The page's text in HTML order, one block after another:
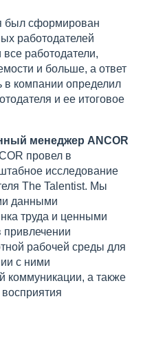
был сформирован
работодателей
работодатели,
и больше, а ответ
в компании определил
и ее итоговое
менеджер ANCOR
провел в
исследование
The Talentist. Мы
данными
труда и ценными
привлечении
рабочей среды для
с ними
коммуникации, а также